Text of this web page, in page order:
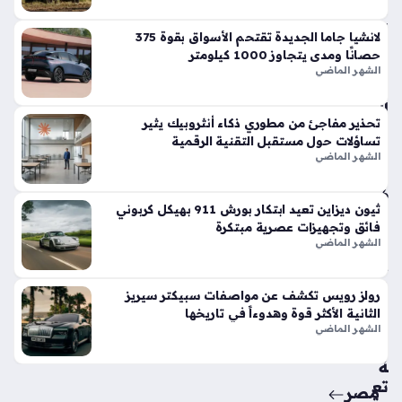
الأ
وا
الح
الي
ة
6
أيام
حق
ق
من
ة
تع
لانشيا جاما الجديدة تقتحم الأسواق بقوة 375
حصانًا ومدى يتجاوز 1000 كيلومتر
الشهر الماضي
تحذير مفاجئ من مطوري ذكاء أنثروبيك يثير
تساؤلات حول مستقبل التقنية الرقمية
الشهر الماضي
ثيون ديزاين تعيد ابتكار بورش 911 بهيكل كربوني
فائق وتجهيزات عصرية مبتكرة
الشهر الماضي
رولز رويس تكشف عن مواصفات سبيكتر سيريز
الثانية الأكثر قوة وهدوءاً في تاريخها
الشهر الماضي
مصر